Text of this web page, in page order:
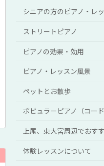
シニアの方のピアノ・レ
ストリートピアノ
ピアノの効果・効用
ピアノ・レッスン風景
ペットとお散歩
ポピュラーピアノ（コード
上尾、東大宮周辺でおす
体験レッスンについて